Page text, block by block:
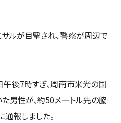
ルが目撃され、警察が周辺で
後7時すぎ、周南市米光の国
男性が、約50メートル先の脇
通報しました。